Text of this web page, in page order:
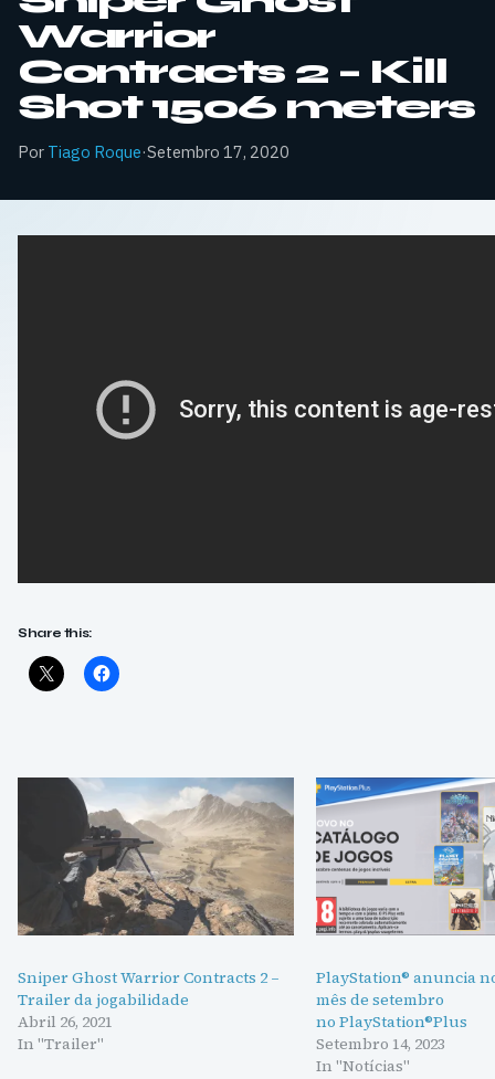
Warrior
Contracts 2 – Kill
Shot 1506 meters
Por Tiago Roque·Setembro 17, 2020
Share this:
Sniper Ghost Warrior Contracts 2 –
Trailer da jogabilidade
Abril 26, 2021
In "Trailer"
PlayStation® anuncia
mês de setembro
no PlayStation®Plus
Setembro 14, 2023
In "Notícias"